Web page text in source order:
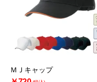
ＭＪキャップ